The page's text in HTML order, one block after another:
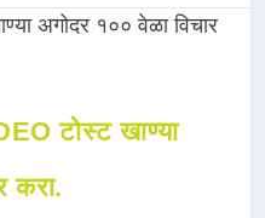
टोस्ट खाण्या
करा.